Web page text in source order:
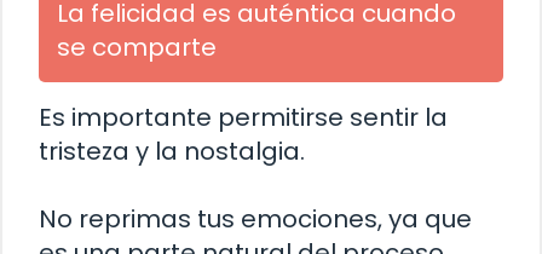
La felicidad es auténtica cuando
se comparte
Es importante permitirse sentir la
tristeza y la nostalgia.
No reprimas tus emociones, ya que